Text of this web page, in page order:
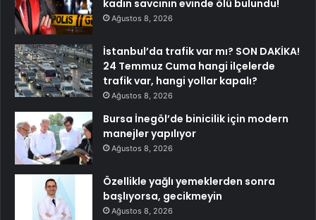
kadın savcının evinde ölü bulundu!
Ağustos 8, 2026
İstanbul’da trafik var mı? SON DAKİKA!
24 Temmuz Cuma hangi ilçelerde
trafik var, hangi yollar kapalı?
Ağustos 8, 2026
Bursa İnegöl’de binicilik için modern
manejler yapılıyor
Ağustos 8, 2026
Özellikle yağlı yemeklerden sonra
başlıyorsa, gecikmeyin
Ağustos 8, 2026